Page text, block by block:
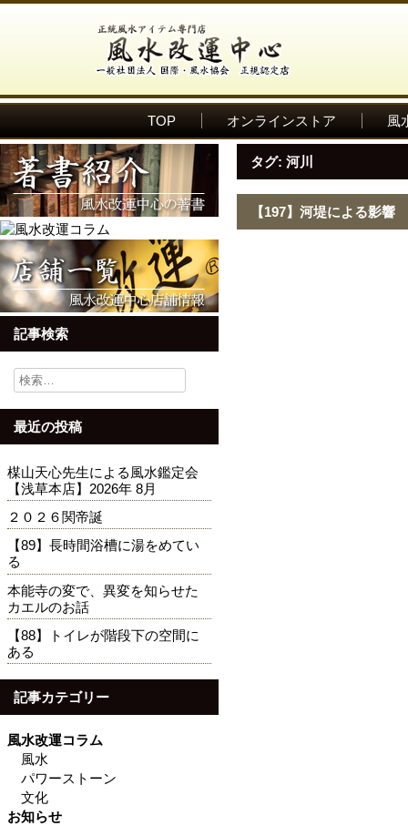
TOP オンラインストア 風
記事検索
検
索:
最近の投稿
楳山天心先生による風水鑑定会
【浅草本店】2026年 8月
２０２６関帝誕
【89】長時間浴槽に湯をめてい
る
本能寺の変で、異変を知らせた
カエルのお話
【88】トイレが階段下の空間に
ある
記事カテゴリー
風水改運コラム
風水
パワーストーン
文化
お知らせ
タグ:河川
【197】河堤による影響